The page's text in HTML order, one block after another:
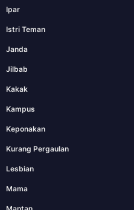
Ipar
Istri Teman
Janda
Jilbab
Kakak
Kampus
Keponakan
Kurang Pergaulan
Lesbian
Mama